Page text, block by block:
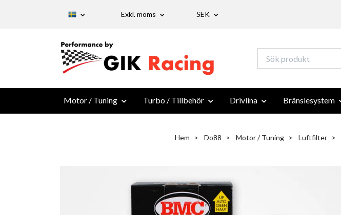
Exkl. moms SEK
Motor / Tuning Turbo / Tillbehör Drivlina Bränslesystem
Hem Do88 Motor / Tuning Luftfilter